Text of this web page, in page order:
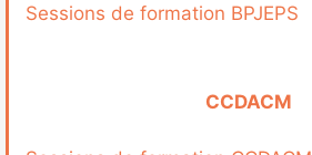
Sessions de formation BPJEPS
CCDACM